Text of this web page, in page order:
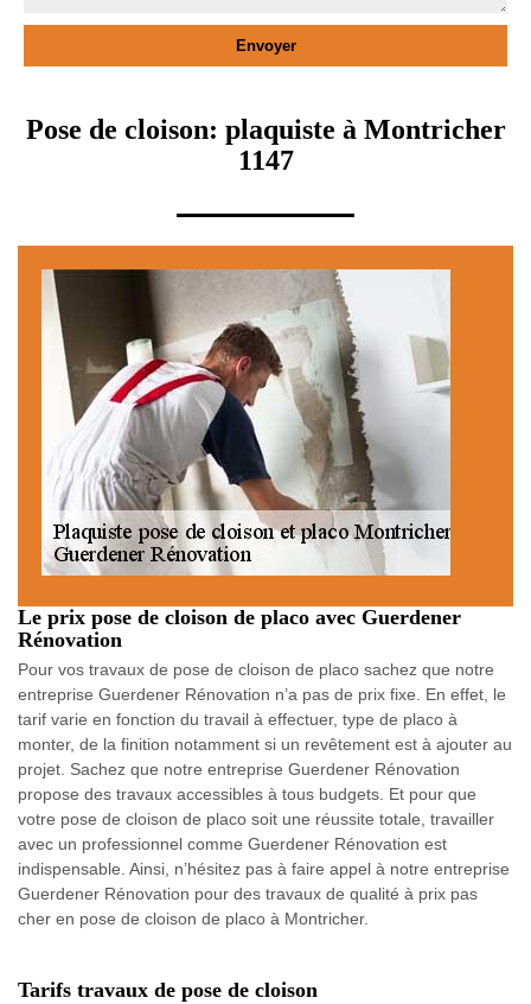
Pose de cloison: plaquiste à Montricher
1147
Le prix pose de cloison de placo avec Guerdener
Rénovation
Pour vos travaux de pose de cloison de placo sachez que notre
entreprise Guerdener Rénovation n’a pas de prix fixe. En effet, le
tarif varie en fonction du travail à effectuer, type de placo à
monter, de la finition notamment si un revêtement est à ajouter au
projet. Sachez que notre entreprise Guerdener Rénovation
propose des travaux accessibles à tous budgets. Et pour que
votre pose de cloison de placo soit une réussite totale, travailler
avec un professionnel comme Guerdener Rénovation est
indispensable. Ainsi, n’hésitez pas à faire appel à notre entreprise
Guerdener Rénovation pour des travaux de qualité à prix pas
cher en pose de cloison de placo à Montricher.
Tarifs travaux de pose de cloison